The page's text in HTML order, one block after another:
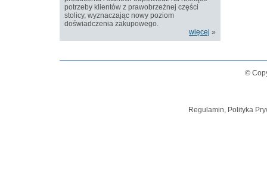
potrzeby klientów z prawobrzeżnej części
stolicy, wyznaczając nowy poziom
doświadczenia zakupowego.
więcej »
©
Regulamin, Polityka